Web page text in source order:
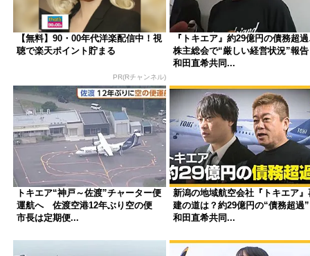
【無料】90・00年代洋楽配信中！視
聴で楽天ポイント貯まる
PR(Rチャンネル)
『トキエア』約29億円の債務超
株主総会で“厳しい経営状況”報
和田直希共同...
トキエア“神戸～佐渡”チャーター便
運航へ 佐渡空港12年ぶり空の便
市長は定期便...
新潟の地域航空会社『トキエア』
建の道は？約29億円の“債務超過
和田直希共同...